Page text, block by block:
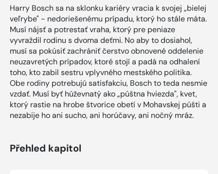
Harry Bosch sa na sklonku kariéry vracia k svojej „bielej
veľrybe" - nedoriešenému prípadu, ktorý ho stále máta.
Musí nájsť a potrestať vraha, ktorý pre peniaze
vyvraždil rodinu s dvoma deťmi. No aby to dosiahol,
musí sa pokúsiť zachrániť čerstvo obnovené oddelenie
neuzavretých prípadov, ktoré stojí a padá na odhalení
toho, kto zabil sestru vplyvného mestského politika.
Obe rodiny potrebujú satisfakciu, Bosch to teda nesmie
vzdať. Musí byť húževnatý ako „púštna hviezda", kvet,
ktorý rastie na hrobe štvorice obetí v Mohavskej púšti a
nezabije ho ani sucho, ani horúčavy, ani nočný mráz.
Přehled kapitol